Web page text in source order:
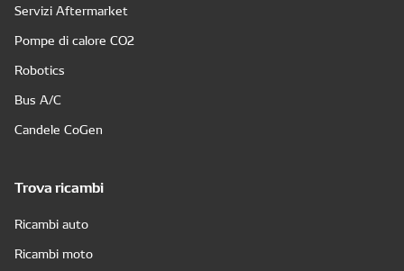
Servizi Aftermarket
Pompe di calore CO2
Robotics
Bus A/C
Candele CoGen
Trova ricambi
Ricambi auto
Ricambi moto